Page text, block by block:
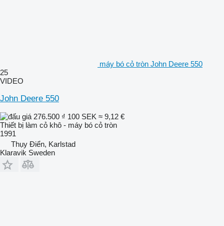
máy bó cỏ tròn John Deere 550
25
VIDEO
John Deere 550
276.500 ₫ 100 SEK ≈ 9,12 €
Thiết bị làm cỏ khô - máy bó cỏ tròn
1991
Thụy Điển, Karlstad
Klaravik Sweden